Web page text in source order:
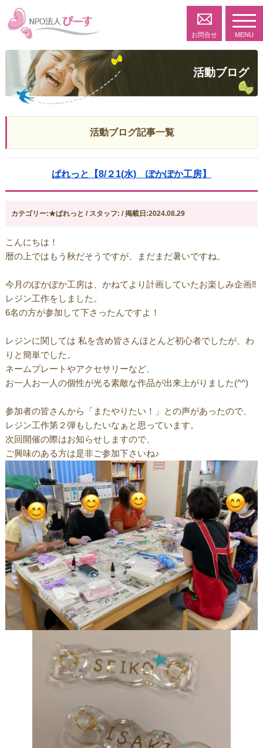
お問合せ MENU
活動ブログ
活動ブログ記事一覧
ぱれっと【8/２1(水) ぽかぽか工房】
カテゴリー:★ぱれっと / スタッフ: / 掲載日:2024.08.29
こんにちは！
暦の上ではもう秋だそうですが、まだまだ暑いですね。
今月のぽかぽか工房は、かねてより計画していたお楽しみ企画‼
レジン工作をしました。
6名の方が参加して下さったんですよ！
レジンに関しては 私を含め皆さんほとんど初心者でしたが、わ
りと簡単でした。
ネームプレートやアクセサリーなど、
お一人お一人の個性が光る素敵な作品が出来上がりました(^^)
参加者の皆さんから「またやりたい！」との声があったので、
レジン工作第２弾もしたいなぁと思っています。
次回開催の際はお知らせしますので、
ご興味のある方は是非ご参加下さいね♪